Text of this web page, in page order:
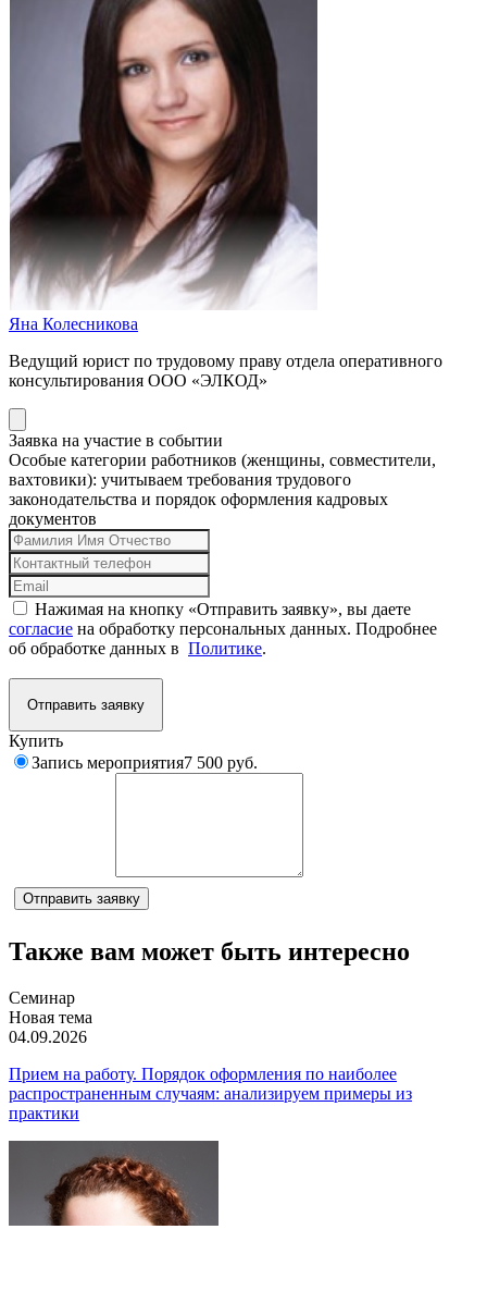
Яна Колесникова
Ведущий юрист по трудовому праву отдела оперативного
консультирования ООО «ЭЛКОД»
Заявка на участие в событии
Особые категории работников (женщины, совместители,
вахтовики): учитываем требования трудового
законодательства и порядок оформления кадровых
документов
Нажимая на кнопку «Отправить заявку», вы даете
согласие на обработку персональных данных. Подробнее
об обработке данных в Политике.
Отправить заявку
Купить
Запись мероприятия7 500 руб.
Отправить заявку
Также вам может быть интересно
Семинар
Новая тема
04.09.2026
Прием на работу. Порядок оформления по наиболее
распространенным случаям: анализируем примеры из
практики